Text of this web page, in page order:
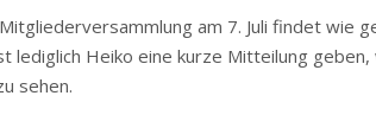
am 7. Juli findet wie
lediglich Heiko eine kurze Mitteilung
sehen.